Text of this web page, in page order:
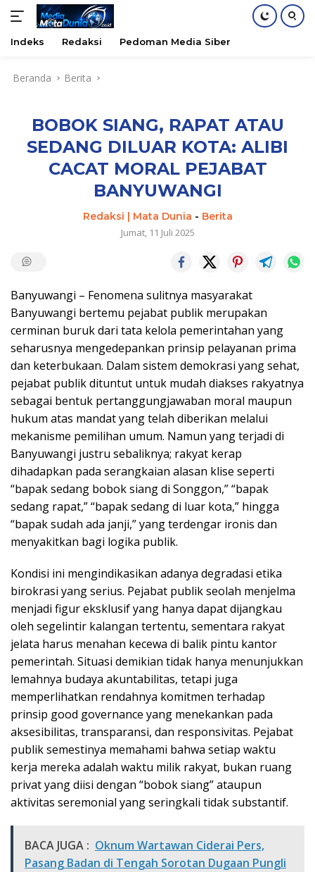
Indeks Redaksi Pedoman Media Siber
Beranda Berita
BOBOK SIANG, RAPAT ATAU
SEDANG DILUAR KOTA: ALIBI
CACAT MORAL PEJABAT
BANYUWANGI
Redaksi | Mata Dunia - Berita
Jumat, 11 Juli 2025
Banyuwangi – Fenomena sulitnya masyarakat
Banyuwangi bertemu pejabat publik merupakan
cerminan buruk dari tata kelola pemerintahan yang
seharusnya mengedepankan prinsip pelayanan prima
dan keterbukaan. Dalam sistem demokrasi yang sehat,
pejabat publik dituntut untuk mudah diakses rakyatnya
sebagai bentuk pertanggungjawaban moral maupun
hukum atas mandat yang telah diberikan melalui
mekanisme pemilihan umum. Namun yang terjadi di
Banyuwangi justru sebaliknya; rakyat kerap
dihadapkan pada serangkaian alasan klise seperti
“bapak sedang bobok siang di Songgon,” “bapak
sedang rapat,” “bapak sedang di luar kota,” hingga
“bapak sudah ada janji,” yang terdengar ironis dan
menyakitkan bagi logika publik.
Kondisi ini mengindikasikan adanya degradasi etika
birokrasi yang serius. Pejabat publik seolah menjelma
menjadi figur eksklusif yang hanya dapat dijangkau
oleh segelintir kalangan tertentu, sementara rakyat
jelata harus menahan kecewa di balik pintu kantor
pemerintah. Situasi demikian tidak hanya menunjukkan
lemahnya budaya akuntabilitas, tetapi juga
memperlihatkan rendahnya komitmen terhadap
prinsip good governance yang menekankan pada
aksesibilitas, transparansi, dan responsivitas. Pejabat
publik semestinya memahami bahwa setiap waktu
kerja mereka adalah waktu milik rakyat, bukan ruang
privat yang diisi dengan “bobok siang” ataupun
aktivitas seremonial yang seringkali tidak substantif.
BACA JUGA : Oknum Wartawan Ciderai Pers,
Pasang Badan di Tengah Sorotan Dugaan Pungli